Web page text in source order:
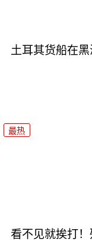
土耳其货船在
最热
看不见就挨打